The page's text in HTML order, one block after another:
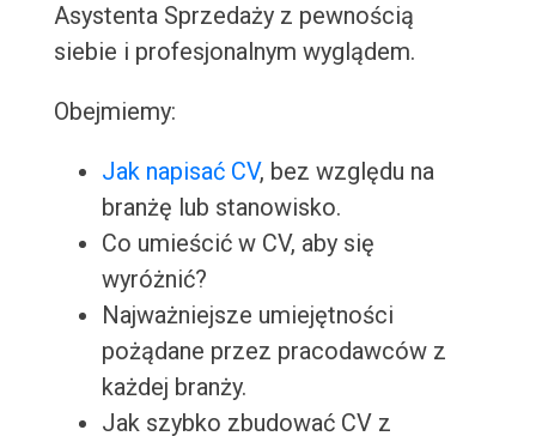
Asystenta Sprzedaży z pewnością
siebie i profesjonalnym wyglądem.
Obejmiemy:
Jak napisać CV, bez względu na
branżę lub stanowisko.
Co umieścić w CV, aby się
wyróżnić?
Najważniejsze umiejętności
pożądane przez pracodawców z
każdej branży.
Jak szybko zbudować CV z